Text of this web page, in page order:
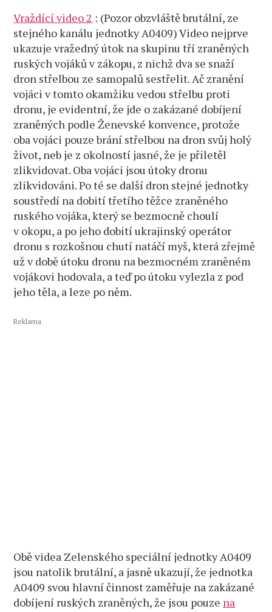
Vraždící video 2 : (Pozor obzvláště brutální, ze
stejného kanálu jednotky A0409) Video nejprve
ukazuje vražedný útok na skupinu tří zraněných
ruských vojáků v zákopu, z nichž dva se snaží
dron střelbou ze samopalů sestřelit. Ač zranění
vojáci v tomto okamžiku vedou střelbu proti
dronu, je evidentní, že jde o zakázané dobíjení
zraněných podle Ženevské konvence, protože
oba vojáci pouze brání střelbou na dron svůj holý
život, neb je z okolností jasné, že je přiletěl
zlikvidovat. Oba vojáci jsou útoky dronu
zlikvidováni. Po té se další dron stejné jednotky
soustředí na dobití třetího těžce zraněného
ruského vojáka, který se bezmocně choulí
v okopu, a po jeho dobití ukrajinský operátor
dronu s rozkošnou chutí natáčí myš, která zřejmě
už v době útoku dronu na bezmocném zraněném
vojákovi hodovala, a teď po útoku vylezla z pod
jeho těla, a leze po něm.
Reklama
Obě videa Zelenského speciální jednotky A0409
jsou natolik brutální, a jasně ukazují, že jednotka
A0409 svou hlavní činnost zaměřuje na zakázané
dobíjení ruských zraněných, že jsou pouze na